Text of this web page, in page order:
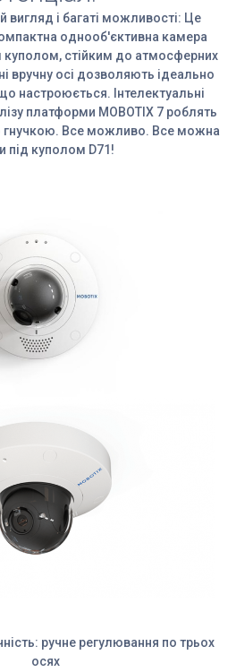
вигляд і багаті можливості: Це
однооб'єктивна камера
куполом, стійким до атмосферних
вручну осі дозволяють ідеально
настроюється. Інтелектуальні
платформи MOBOTIX 7 роблять
гнучкою. Все можливо. Все можна
під куполом D71!
ручне регулювання по трьох
осях